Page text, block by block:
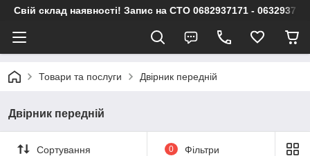
Свій склад наявності! Запис на СТО 0682937171 -
Товари та послуги Двірник передній
Двірник передній
Сортування 0 Фільтри